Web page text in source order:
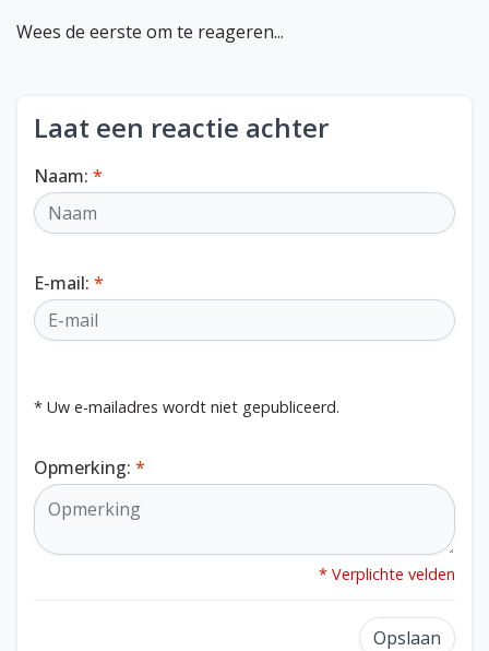
Wees de eerste om te reageren...
Laat een reactie achter
Naam: *
E-mail: *
* Uw e-mailadres wordt niet gepubliceerd.
Opmerking: *
* Verplichte velden
Opslaan